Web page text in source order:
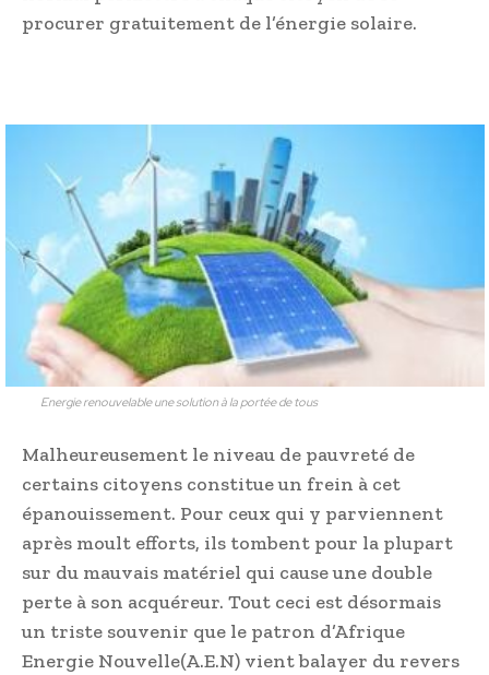
procurer gratuitement de l’énergie solaire.
Energie renouvelable une solution à la portée de tous
Malheureusement le niveau de pauvreté de
certains citoyens constitue un frein à cet
épanouissement. Pour ceux qui y parviennent
après moult efforts, ils tombent pour la plupart
sur du mauvais matériel qui cause une double
perte à son acquéreur. Tout ceci est désormais
un triste souvenir que le patron d’Afrique
Energie Nouvelle(A.E.N) vient balayer du revers